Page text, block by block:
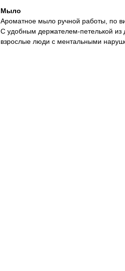
Мыло
Ароматное мыло ручной работы, по
С удобным держателем-петелькой
взрослые люди с ментальными